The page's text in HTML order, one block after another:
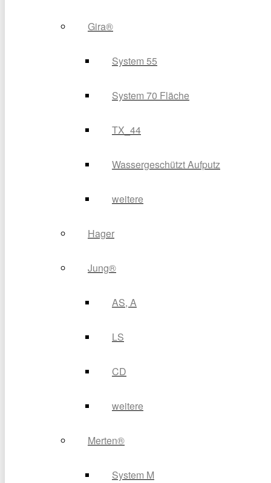
Gira®
System 55
System 70 Fläche
TX_44
Wassergeschützt Aufputz
weitere
Hager
Jung®
AS, A
LS
CD
weitere
Merten®
System M